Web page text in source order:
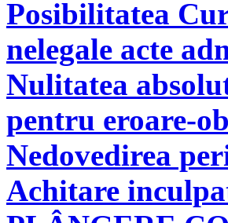
Posibilitatea
nelegale acte
Nulitatea
pentru eroare-
Nedovedirea
Achitare